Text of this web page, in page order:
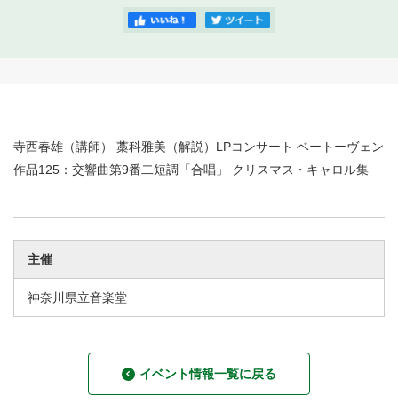
寺西春雄（講師） 藁科雅美（解説）LPコンサート ベートーヴェン
作品125：交響曲第9番二短調「合唱」 クリスマス・キャロル集
主催
神奈川県立音楽堂
イベント情報一覧に戻る